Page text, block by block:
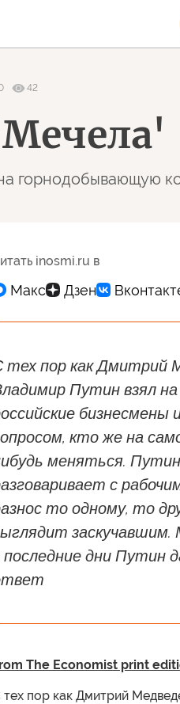
42
горнодобывающую
inosmi.ru в
тех пор как Дмитрий
Путин взял
кто же на
меняться.
с
то одному, то
последние дни Путин
The Economist print
тех пор как Дмитрий